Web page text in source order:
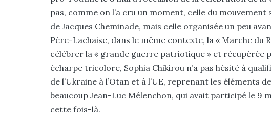
pas, comme on l’a cru un moment, celle du
de Jacques Cheminade, mais celle organisée un peu
Père-Lachaise, dans le même contexte, la « Marche
célébrer la « grande guerre patriotique » et récupérée
écharpe tricolore, Sophia Chikirou n’a pas hésité à
de l’Ukraine à l’Otan et à l’UE, reprenant les éléments
beaucoup Jean-Luc Mélenchon, qui avait participé le 9
cette fois-là.